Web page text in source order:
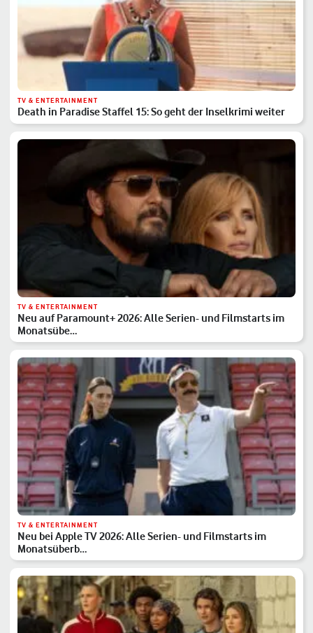
TV & ENTERTAINMENT
Death in Paradise Staffel 15: So geht der Inselkrimi weiter
TV & ENTERTAINMENT
Neu auf Paramount+ 2026: Alle Serien- und Filmstarts im
Monatsübe…
TV & ENTERTAINMENT
Neu bei Apple TV 2026: Alle Serien- und Filmstarts im
Monatsüberb…